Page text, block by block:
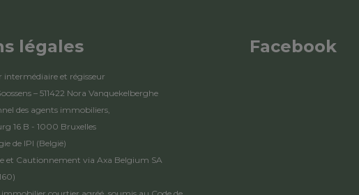
légales
et régisseur
– 511422 Nora Vanquekelberghe
des agents immobiliers,
16 B - 1000 Bruxelles
de IPI (België)
et Cautionnement via Axa Belgium SA
Facebook